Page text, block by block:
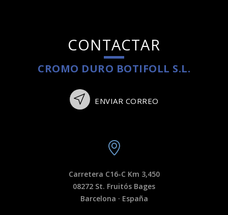
CONTACTAR
CROMO DURO BOTIFOLL S.L.
ENVIAR CORREO
Carretera C16-C Km 3,450
08272 St. Fruitós Bages
Barcelona · España